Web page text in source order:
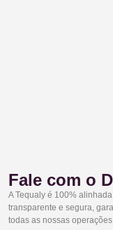
Fale com o
A Tequaly é 100%
transparente e segura,
todas as nossas